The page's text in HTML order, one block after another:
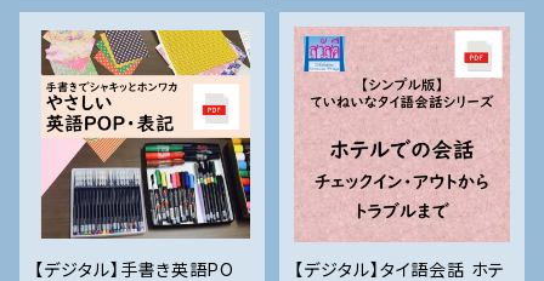
【デジタル】手書き英語PO
【デジタル】タイ語会話 ホテ